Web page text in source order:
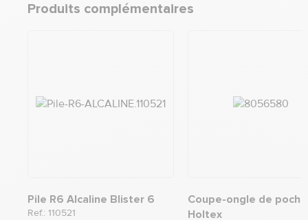
Produits complémentaires
Pile R6 Alcaline Blister 6
Ref.: 110521
Coupe-ongle de poche
Holtex